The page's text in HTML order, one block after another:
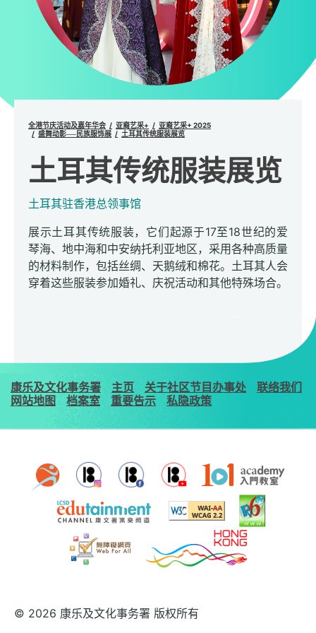
全港节庆活动及嘉年华会 亚裔艺采+
亚裔艺采+ 2025
盛舞动影──民族服饰展
土耳其传统服装展览
土耳其传统服装展览
土耳其驻香港总领事馆
展示土耳其传统服装，它们起源于17至18世纪的爱
琴海、地中海和中安纳托利亚地区，采用各种高质量
的材料制作，包括丝绸、天鹅绒和棉花。土耳其人会
穿着这些服装参加婚礼、庆祝活动和其他特殊场合。
康乐及文化事务署 主页 关于社区节目办事处
联络我们
网站地图
档案室 重要告示 私隐政策
© 2026 康乐及文化事务署 版权所有